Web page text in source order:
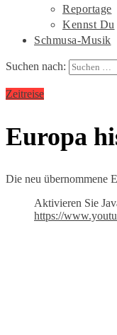
Reportage
Kennst Du
Schmusa-Musik
Suchen nach:
Zeitreise
Europa
Die neu übernommene
Aktivieren Sie
https://